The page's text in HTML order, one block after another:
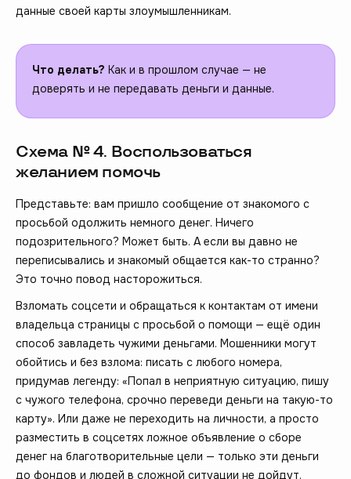
данные своей карты злоумышленникам.
Что делать? Как и в прошлом случае — не
доверять и не передавать деньги и данные.
Схема № 4. Воспользоваться
желанием помочь
Представьте: вам пришло сообщение от знакомого с
просьбой одолжить немного денег. Ничего
подозрительного? Может быть. А если вы давно не
переписывались и знакомый общается как-то странно?
Это точно повод насторожиться.
Взломать соцсети и обращаться к контактам от имени
владельца страницы с просьбой о помощи — ещё один
способ завладеть чужими деньгами. Мошенники могут
обойтись и без взлома: писать с любого номера,
придумав легенду: «Попал в неприятную ситуацию, пишу
с чужого телефона, срочно переведи деньги на такую-то
карту». Или даже не переходить на личности, а просто
разместить в соцсетях ложное объявление о сборе
денег на благотворительные цели — только эти деньги
до фондов и людей в сложной ситуации не дойдут.